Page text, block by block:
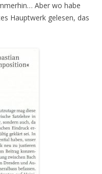
Aber wo habe
Hauptwerk gelesen, das